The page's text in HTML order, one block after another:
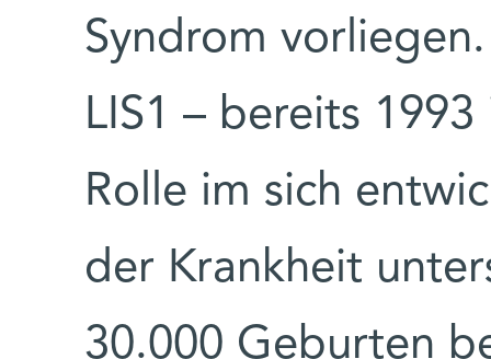
Syndrom
LIS1 – bereits
Rolle im sich
der Krankheit
30.000 Geburten